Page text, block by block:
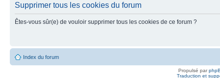
Supprimer tous les cookies du forum
Êtes-vous sûr(e) de vouloir supprimer tous les cookies de ce forum ?
Index du forum
Propulsé par
Traduction et